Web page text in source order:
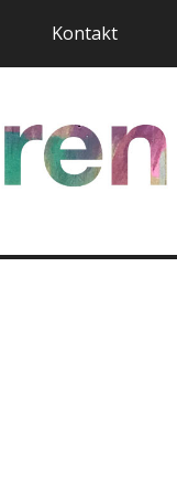
Kontakt